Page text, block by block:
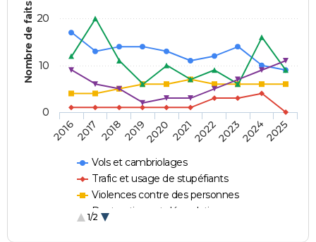
Nombre de faits
Vols et cambriolages
Trafic et usage de stupéfiants
Violences contre des personnes
Destructions et dégradations
1/2
20162017 20182019202020212022202320242025
0
10
20